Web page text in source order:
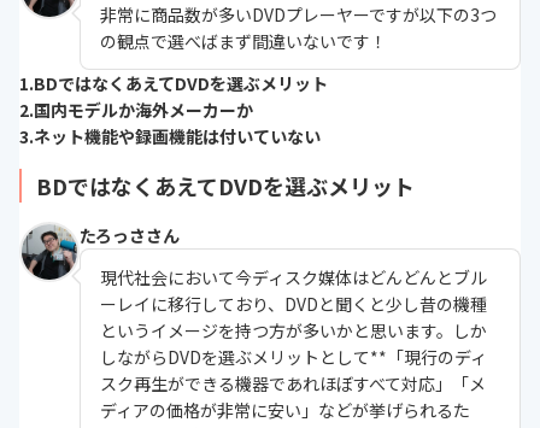
非常に商品数が多いDVDプレーヤーですが以下の3つ
の観点で選べばまず間違いないです！
1.BDではなくあえてDVDを選ぶメリット
2.国内モデルか海外メーカーか
3.ネット機能や録画機能は付いていない
BDではなくあえてDVDを選ぶメリット
たろっささん
現代社会において今ディスク媒体はどんどんとブル
ーレイに移行しており、DVDと聞くと少し昔の機種
というイメージを持つ方が多いかと思います。しか
しながらDVDを選ぶメリットとして**「現行のディ
スク再生ができる機器であれほぼすべて対応」「メ
ディアの価格が非常に安い」などが挙げられるた